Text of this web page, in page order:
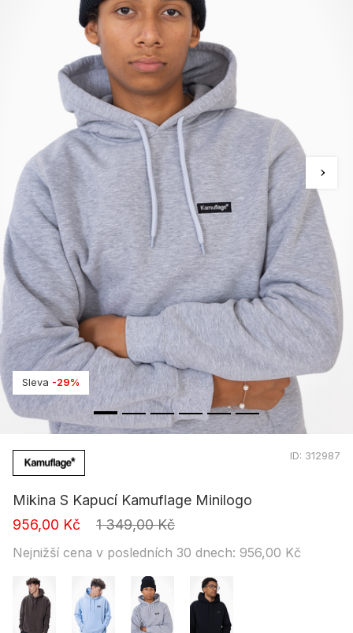
Sleva -29%
ID: 312987
Mikina S Kapucí Kamuflage Minilogo
956,00 Kč
1 349,00 Kč
Nejnižší cena v posledních 30 dnech: 956,00 Kč